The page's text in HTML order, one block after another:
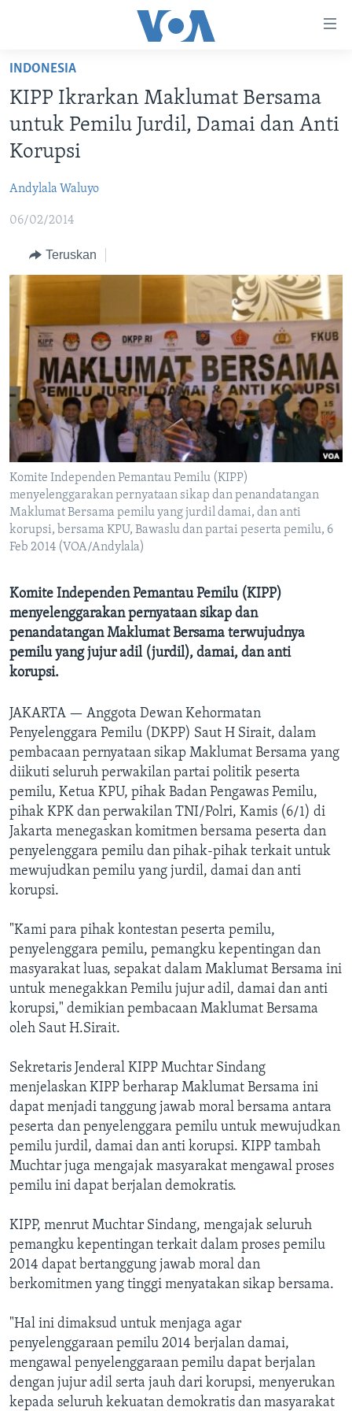
Akses
Lanjut
ke
Konten
Utama
ke
Utama
Lanjut
Pencarian
BERANDA
VIDEO
DAFTAR PROGRAM
IKUTI KAMI
Bahasa-bahasa
INDONESIA
KIPP Ikrarkan Maklumat Bersama
untuk Pemilu Jurdil, Damai dan Anti
Korupsi
Andylala Waluyo
06/02/2014
Teruskan
Komite Independen Pemantau Pemilu (KIPP)
menyelenggarakan pernyataan sikap dan penandatangan
Maklumat Bersama pemilu yang jurdil damai, dan anti
korupsi, bersama KPU, Bawaslu dan partai peserta pemilu, 6
Feb 2014 (VOA/Andylala)
Komite Independen Pemantau Pemilu (KIPP)
menyelenggarakan pernyataan sikap dan
penandatangan Maklumat Bersama terwujudnya
pemilu yang jujur adil (jurdil), damai, dan anti
korupsi.
JAKARTA — Anggota Dewan Kehormatan
Penyelenggara Pemilu (DKPP) Saut H Sirait, dalam
pembacaan pernyataan sikap Maklumat Bersama yang
diikuti seluruh perwakilan partai politik peserta
pemilu, Ketua KPU, pihak Badan Pengawas Pemilu,
pihak KPK dan perwakilan TNI/Polri, Kamis (6/1) di
Jakarta menegaskan komitmen bersama peserta dan
penyelenggara pemilu dan pihak-pihak terkait untuk
mewujudkan pemilu yang jurdil, damai dan anti
korupsi.
"Kami para pihak kontestan peserta pemilu,
penyelenggara pemilu, pemangku kepentingan dan
masyarakat luas, sepakat dalam Maklumat Bersama ini
untuk menegakkan Pemilu jujur adil, damai dan anti
korupsi," demikian pembacaan Maklumat Bersama
oleh Saut H.Sirait.
Sekretaris Jenderal KIPP Muchtar Sindang
menjelaskan KIPP berharap Maklumat Bersama ini
dapat menjadi tanggung jawab moral bersama antara
peserta dan penyelenggara pemilu untuk mewujudkan
pemilu jurdil, damai dan anti korupsi. KIPP tambah
Muchtar juga mengajak masyarakat mengawal proses
pemilu ini dapat berjalan demokratis.
KIPP, menrut Muchtar Sindang, mengajak seluruh
pemangku kepentingan terkait dalam proses pemilu
2014 dapat bertanggung jawab moral dan
berkomitmen yang tinggi menyatakan sikap bersama.
"Hal ini dimaksud untuk menjaga agar
penyelenggaraan pemilu 2014 berjalan damai,
mengawal penyelenggaraan pemilu dapat berjalan
dengan jujur adil serta jauh dari korupsi, menyerukan
kepada seluruh kekuatan demokratis dan masyarakat